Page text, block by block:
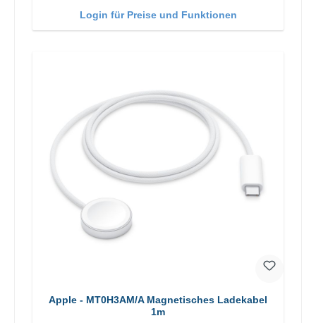
Login für Preise und Funktionen
Apple - MT0H3AM/A Magnetisches Ladekabel
1m